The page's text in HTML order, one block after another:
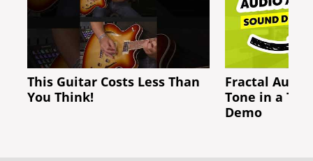
This Guitar Costs Less Than
You Think!
Fractal Audio
Tone in a
Demo